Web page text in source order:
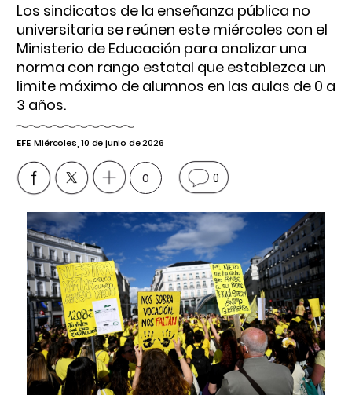
Los sindicatos de la enseñanza pública no
universitaria se reúnen este miércoles con el
Ministerio de Educación para analizar una
norma con rango estatal que establezca un
limite máximo de alumnos en las aulas de 0 a
3 años.
EFE Miércoles, 10 de junio de 2026
0 0